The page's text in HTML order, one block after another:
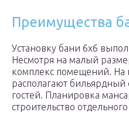
Преимущества
Установку бани 6х6
Несмотря на малый
комплекс помещений. На
располагают бильярдный
гостей. Планировка
строительство